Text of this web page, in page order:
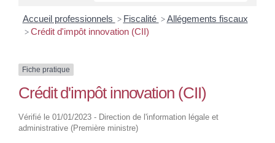
Accueil professionnels > Fiscalité > Allégements fiscaux
> Crédit d'impôt innovation (CII)
Fiche pratique
Crédit d'impôt innovation (CII)
Vérifié le 01/01/2023 - Direction de l'information légale et
administrative (Première ministre)